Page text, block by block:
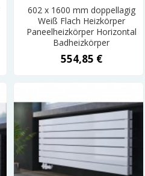
602 x 1600 mm doppellagig
Weiß Flach Heizkörper
Paneelheizkörper Horizontal
Badheizkörper
554,85 €